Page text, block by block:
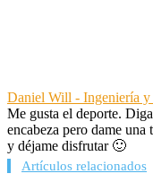
Daniel Will - Ingeniería y
Me gusta el deporte.
encabeza pero dame
y déjame disfrutar 🙂
Artículos relacionados